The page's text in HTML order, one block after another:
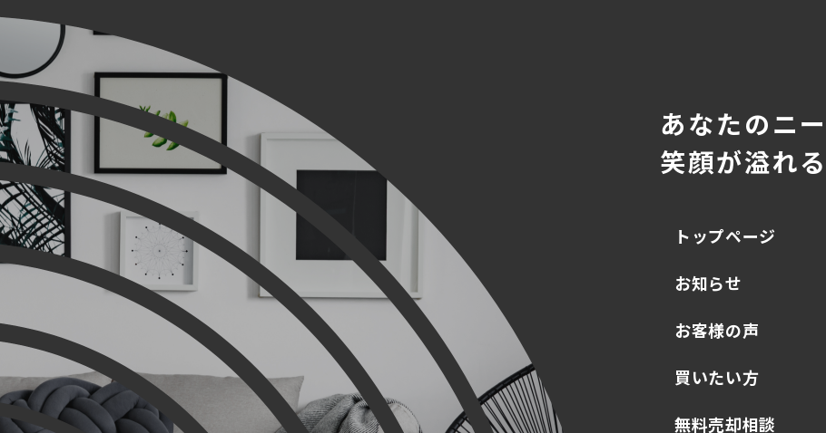
あなたのニ
笑顔が溢れ
トップページ
お知らせ
お客様の声
買いたい方
無料売却相談